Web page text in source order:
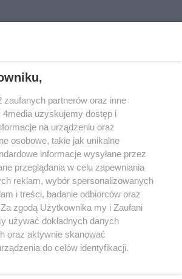
Reklama Redakcja Praca Kielce
zaufanych partnerów oraz inne
4media uzyskujemy dostęp i
na urządzeniu oraz
osobowe, takie jak unikalne
informacje wysyłane przez
przeglądania w celu zapewniania
reklam, wybór spersonalizowanych
i treści, badanie odbiorców oraz
Za zgodą Użytkownika my i Zaufani
używać dokładnych danych
oraz aktywnie skanować
do celów identyfikacji.